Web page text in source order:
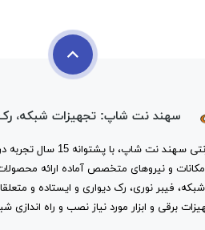
سهند نت شاپ: تجهیزات شبکه، رک،
و نیروهای متخصص آماده ارائه
فیبر نوری، رک دیواری و ایستاده و
برقی و ابزار مورد نیاز نصب و راه